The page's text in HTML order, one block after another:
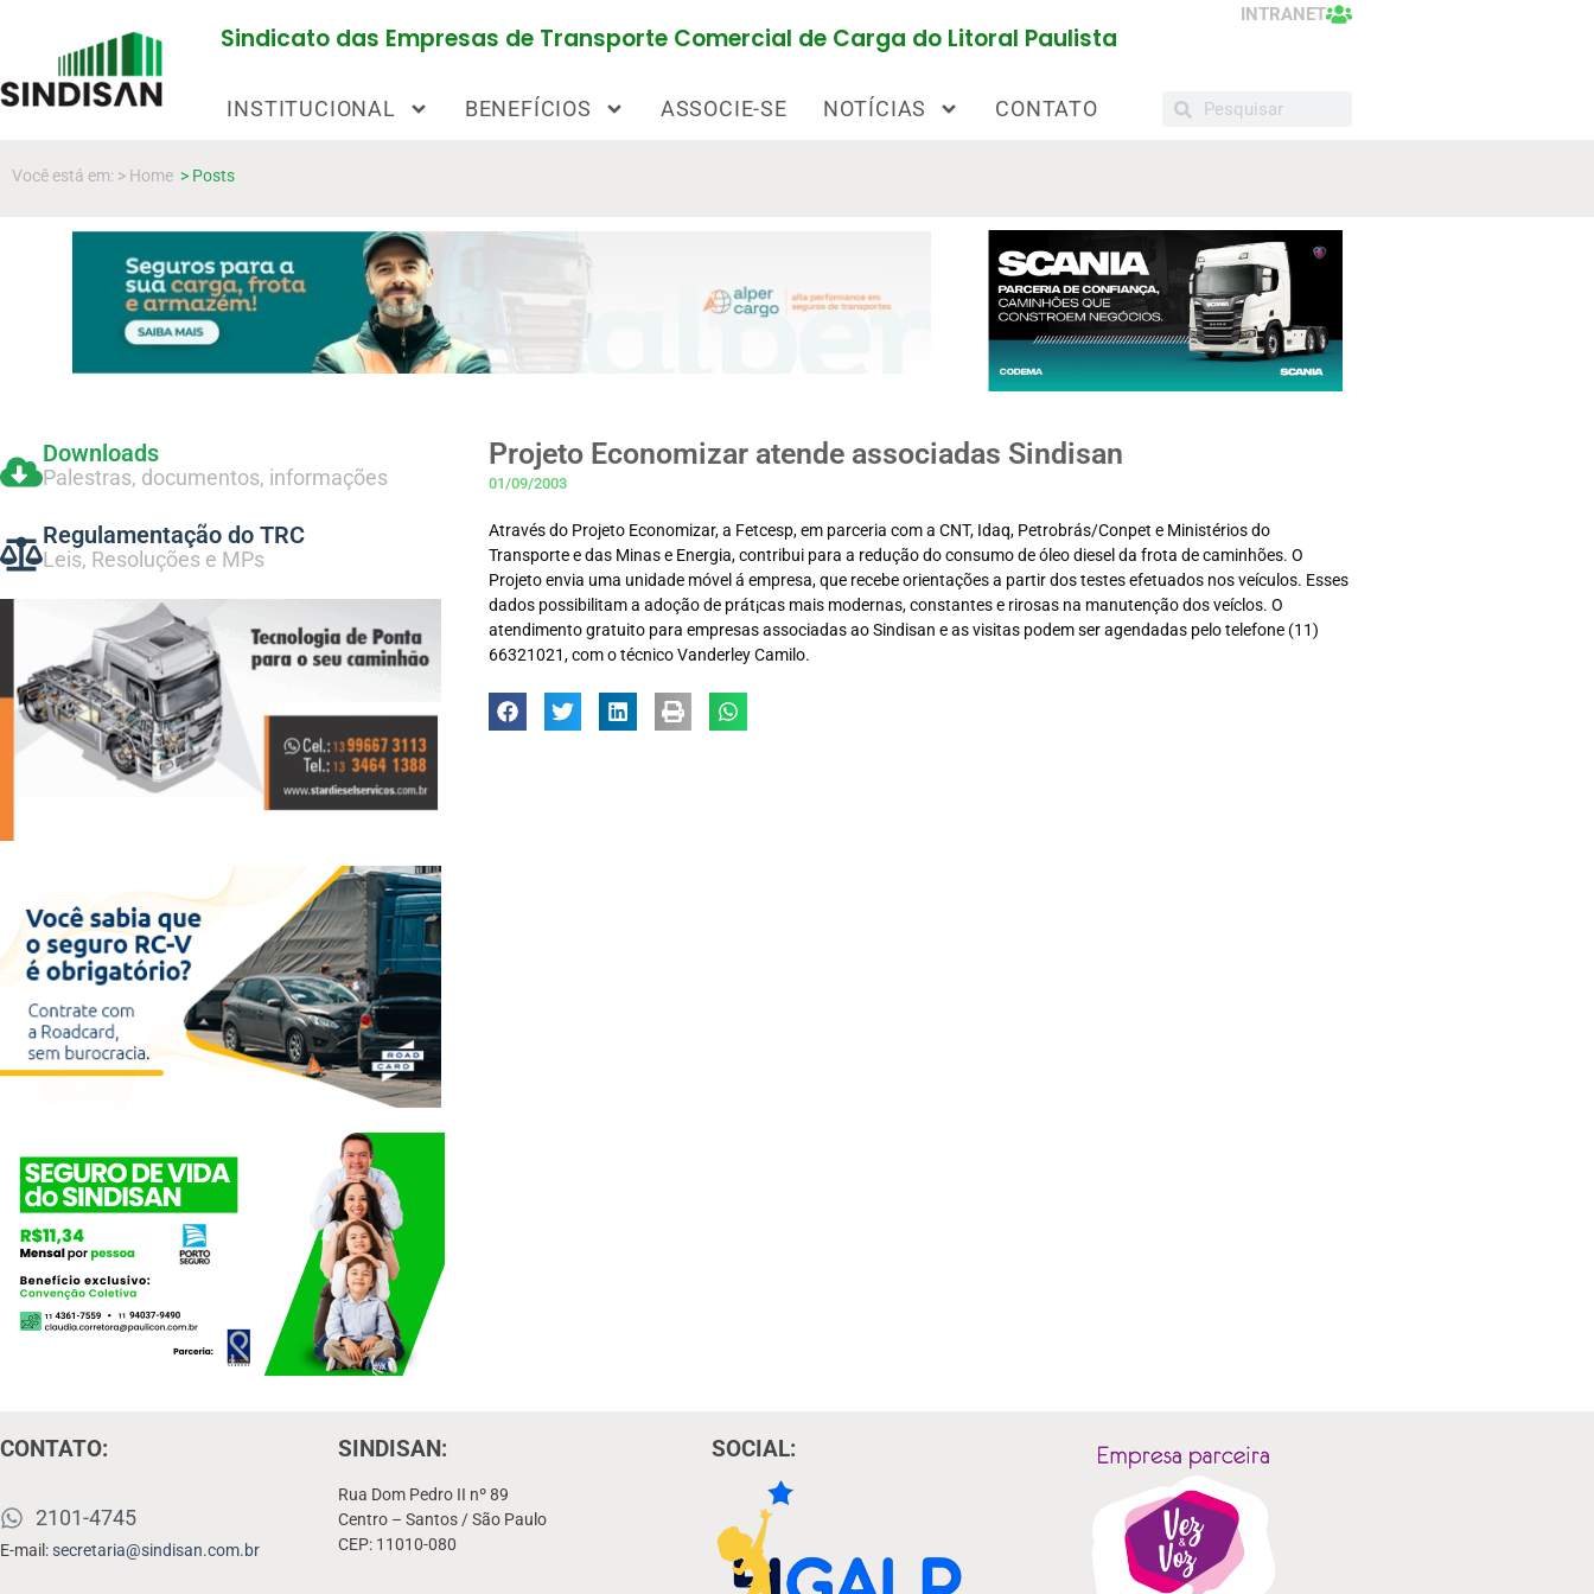
Sindicato das Empresas de Transporte Comercial de Carga do Litoral Paulista
INSTITUCIONAL BENEFÍCIOS ASSOCIE-SE NOTÍCIAS CONTATO
INTRANET
Você está em: > Home > Posts
Downloads
Palestras, documentos, informações
Regulamentação do TRC
Leis, Resoluções e MPs
Projeto Economizar atende associadas Sindisan
01/09/2003
Através do Projeto Economizar, a Fetcesp, em parceria com a CNT, Idaq, Petrobrás/Conpet e Ministérios do
Transporte e das Minas e Energia, contribui para a redução do consumo de óleo diesel da frota de caminhões. O
Projeto envia uma unidade móvel á empresa, que recebe orientações a partir dos testes efetuados nos veículos. Esses
dados possibilitam a adoção de prát¡cas mais modernas, constantes e rirosas na manutenção dos veíclos. O
atendimento gratuito para empresas associadas ao Sindisan e as visitas podem ser agendadas pelo telefone (11)
66321021, com o técnico Vanderley Camilo.
CONTATO:
2101-4745
E-mail:secretaria@sindisan.com.br
SINDISAN:
Rua Dom Pedro II nº 89
Centro – Santos / São Paulo
CEP: 11010-080
SOCIAL: